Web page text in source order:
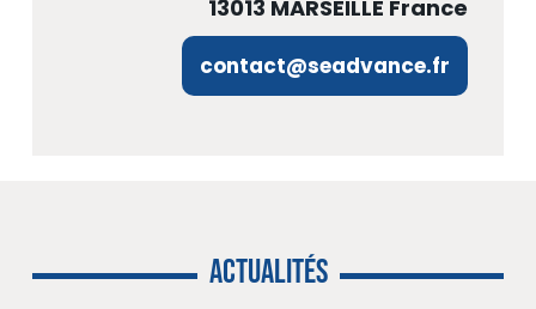
13013 MARSEILLE France
contact@seadvance.fr
ACTUALITÉS